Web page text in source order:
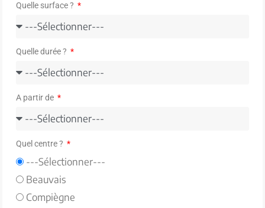
Quelle surface ?
Quelle durée ?
A partir de
Quel centre ?
---Sélectionner---
Beauvais
Compiègne